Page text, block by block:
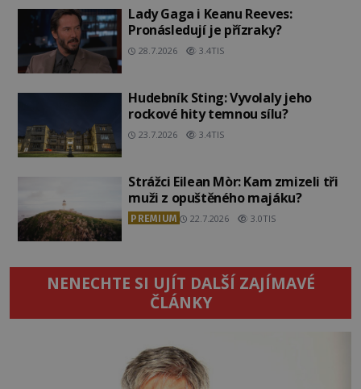
Lady Gaga i Keanu Reeves:
Pronásledují je přízraky?
28.7.2026 3.4TIS
Hudebník Sting: Vyvolaly jeho
rockové hity temnou sílu?
23.7.2026 3.4TIS
Strážci Eilean Mòr: Kam zmizeli tři
muži z opuštěného majáku?
PREMIUM 22.7.2026 3.0TIS
NENECHTE SI UJÍT DALŠÍ ZAJÍMAVÉ
ČLÁNKY